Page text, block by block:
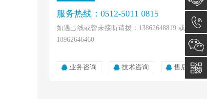
服务热线：0512-5011 0815
如遇占线或暂未接听请拨：13862648819 或
18962646460
业务咨询 技术咨询 售后服务
在线咨
询
0512-
5011